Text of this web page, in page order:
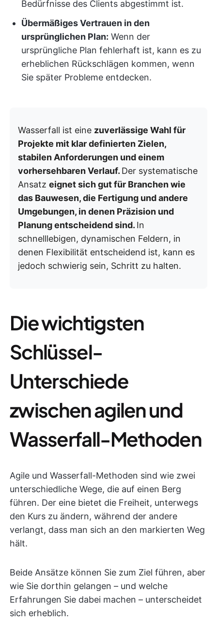
Bedürfnisse des Clients abgestimmt ist.
Übermäßiges Vertrauen in den
ursprünglichen Plan: Wenn der
ursprüngliche Plan fehlerhaft ist, kann es zu
erheblichen Rückschlägen kommen, wenn
Sie später Probleme entdecken.
Wasserfall ist eine zuverlässige Wahl für
Projekte mit klar definierten Zielen,
stabilen Anforderungen und einem
vorhersehbaren Verlauf. Der systematische
Ansatz eignet sich gut für Branchen wie
das Bauwesen, die Fertigung und andere
Umgebungen, in denen Präzision und
Planung entscheidend sind. In
schnelllebigen, dynamischen Feldern, in
denen Flexibilität entscheidend ist, kann es
jedoch schwierig sein, Schritt zu halten.
Die wichtigsten
Schlüssel-
Unterschiede
zwischen agilen und
Wasserfall-Methoden
Agile und Wasserfall-Methoden sind wie zwei
unterschiedliche Wege, die auf einen Berg
führen. Der eine bietet die Freiheit, unterwegs
den Kurs zu ändern, während der andere
verlangt, dass man sich an den markierten Weg
hält.
Beide Ansätze können Sie zum Ziel führen, aber
wie Sie dorthin gelangen – und welche
Erfahrungen Sie dabei machen – unterscheidet
sich erheblich.